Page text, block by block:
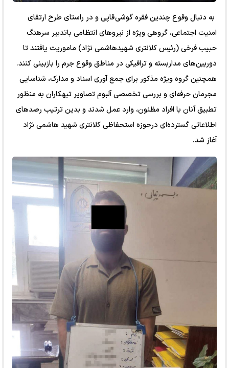
به دنبال وقوع چندین فقره گوشی قاپی و در راستای طرح ارتقای
امنیت اجتماعی، گروهی ویژه از نیرو‌های انتظامی باتدبیر سرهنگ
حبیب فرخی (رئیس کلانتری شهیدهاشمی نژاد) ماموریت یافتند تا
دوربین‌های مداربسته و ترافیکی در مناطق وقوع جرم را بازبینی کنند.
همچنین گروه ویژه مذکور برای جمع آوری اسناد و مدارک، شناسایی
مجرمان حرفه‌ای و بررسی تخصصی آلبوم تصاویر تبهکاران به منظور
تطبیق آنان با افراد مظنون، وارد عمل شدند و بدین ترتیب رصد‌های
اطلاعاتی گسترده‌ای درحوزه استحفاظی کلانتری شهید هاشمی نژاد
آغاز شد.